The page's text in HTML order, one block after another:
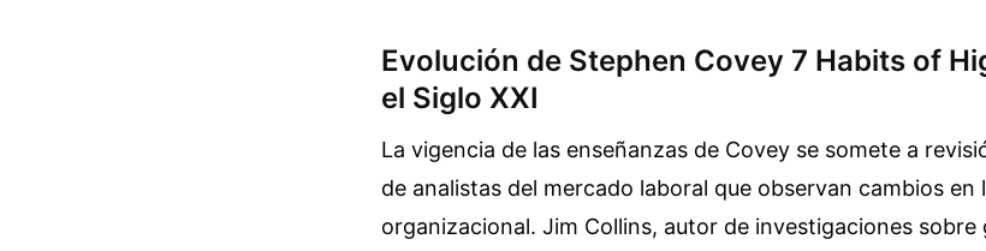
Evolución de Stephen Covey 7 Habits of
el Siglo XXI
La vigencia de las enseñanzas de Covey se somete a
de analistas del mercado laboral que observan cambios en
organizacional. Jim Collins, autor de investigaciones sobre